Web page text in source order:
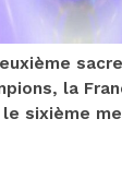
la
sixième